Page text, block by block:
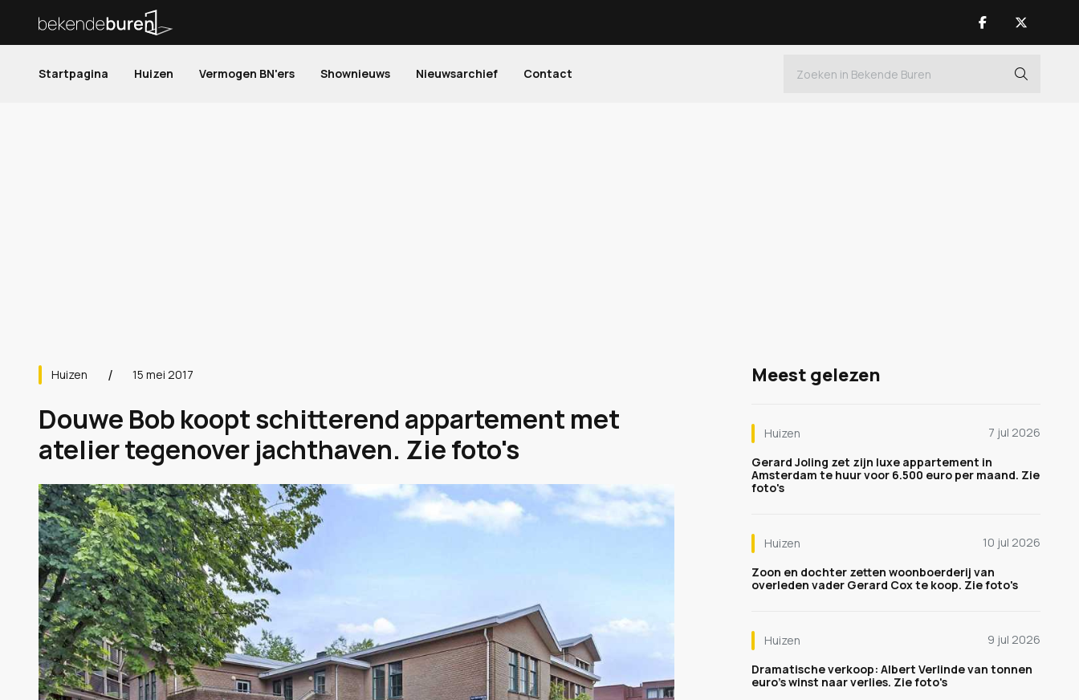
Startpagina Huizen Vermogen BN'ers Shownieuws Nieuwsarchief Contact
Huizen 15 mei 2017
Douwe Bob koopt schitterend appartement met
atelier tegenover jachthaven. Zie foto's
Meest gelezen
Huizen
7 jul 2026
Gerard Joling zet zijn luxe appartement in
Amsterdam te huur voor 6.500 euro per maand. Zie
foto's
Huizen
10 jul 2026
Zoon en dochter zetten woonboerderij van
overleden vader Gerard Cox te koop. Zie foto's
Huizen
9 jul 2026
Dramatische verkoop: Albert Verlinde van tonnen
euro's winst naar verlies. Zie foto's